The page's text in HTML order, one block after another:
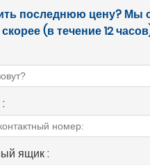
последнюю цену? Мы
(в течение 12
ящик :